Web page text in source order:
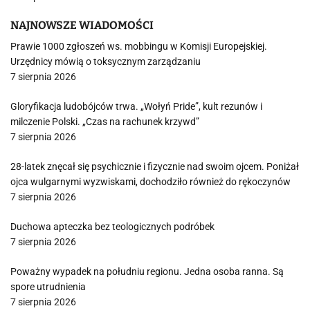
NAJNOWSZE WIADOMOŚCI
Prawie 1000 zgłoszeń ws. mobbingu w Komisji Europejskiej.
Urzędnicy mówią o toksycznym zarządzaniu
7 sierpnia 2026
Gloryfikacja ludobójców trwa. „Wołyń Pride”, kult rezunów i
milczenie Polski. „Czas na rachunek krzywd”
7 sierpnia 2026
28-latek znęcał się psychicznie i fizycznie nad swoim ojcem. Poniżał
ojca wulgarnymi wyzwiskami, dochodziło również do rękoczynów
7 sierpnia 2026
Duchowa apteczka bez teologicznych podróbek
7 sierpnia 2026
Poważny wypadek na południu regionu. Jedna osoba ranna. Są
spore utrudnienia
7 sierpnia 2026